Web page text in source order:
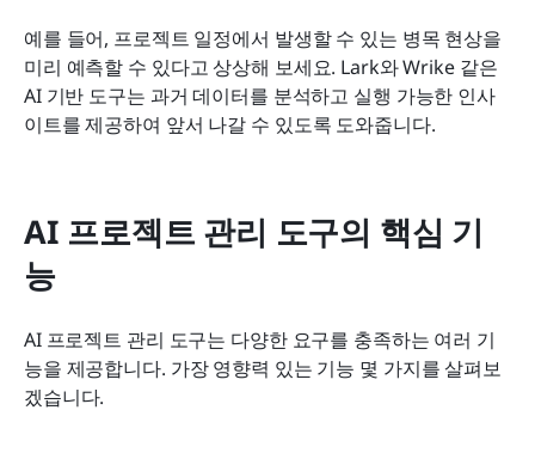
예를 들어, 프로젝트 일정에서 발생할 수 있는 병목 현상을
미리 예측할 수 있다고 상상해 보세요. Lark와 Wrike 같은
AI 기반 도구는 과거 데이터를 분석하고 실행 가능한 인사
이트를 제공하여 앞서 나갈 수 있도록 도와줍니다.
AI 프로젝트 관리 도구의 핵심 기
능
AI 프로젝트 관리 도구는 다양한 요구를 충족하는 여러 기
능을 제공합니다. 가장 영향력 있는 기능 몇 가지를 살펴보
겠습니다.